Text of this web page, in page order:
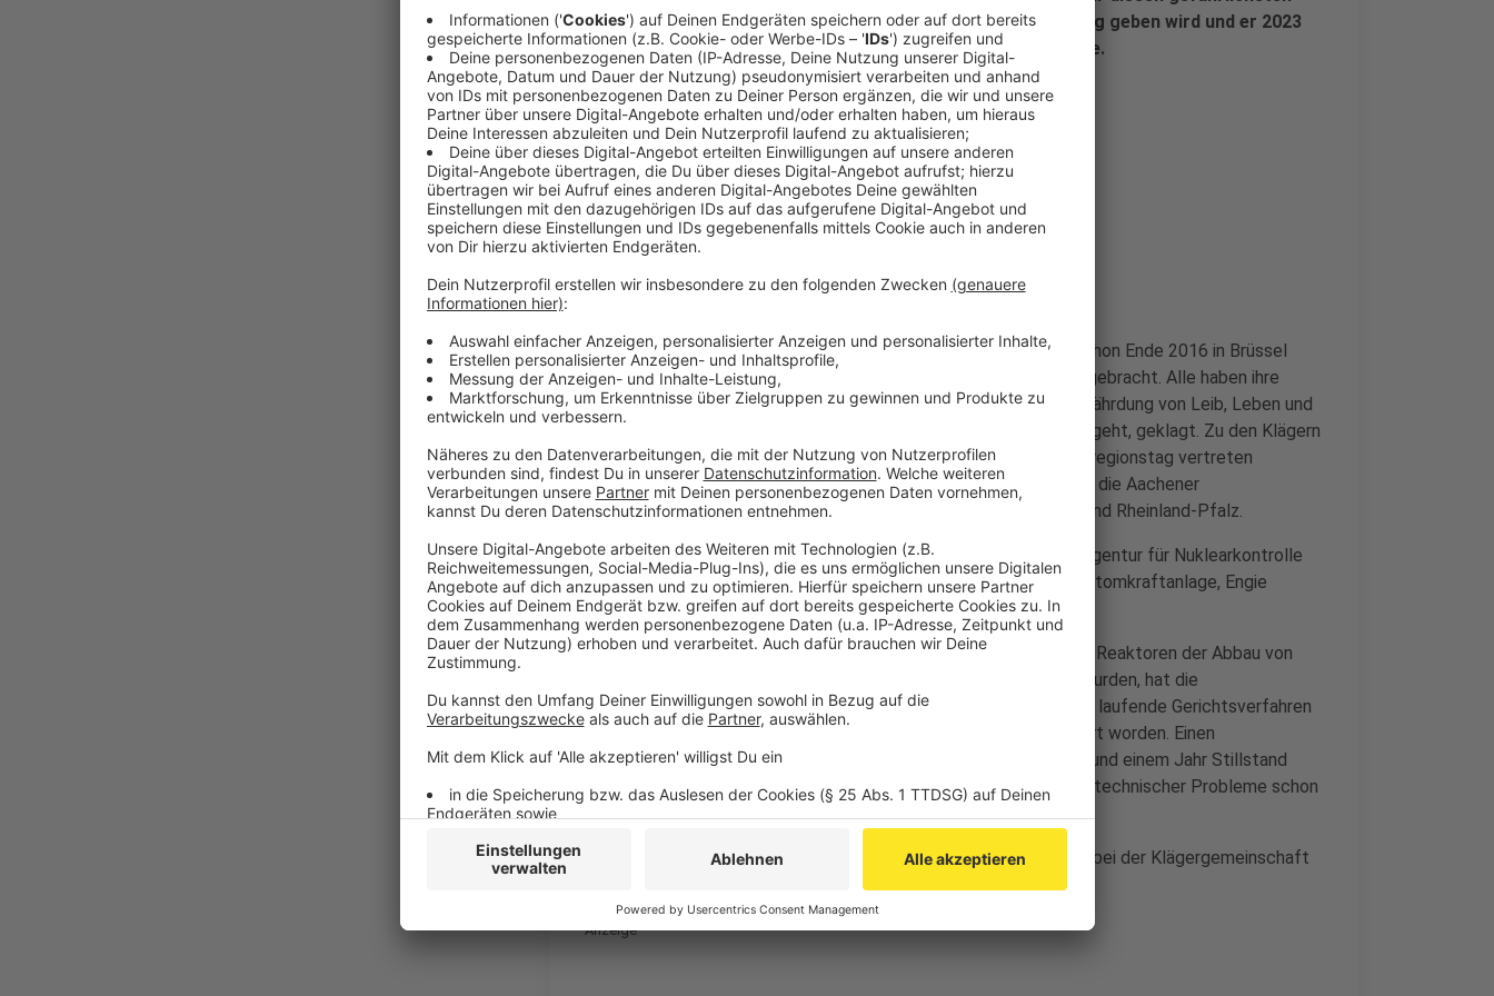
belgischen Meiler, eben Tihange 2, keine Laufzeitverlängerung geben wird und er 2023
vom Netz gehen wird. Das sei sicher auch ein Erfolg der Klage.
Veröffentlicht:Donnerstag, 03.09.2020 14:15
Anzeige
Zur Vorgeschichte:
Eine breite Allianz unter Führung der StädteRegion Aachen hat schon Ende 2016 in Brüssel
eine Klage gegen den Weiterbetrieb von Tihange 2 auf den Weg gebracht. Alle haben ihre
persönliche Betroffenheit geltend gemacht und wegen einer Gefährdung von Leib, Leben und
Gesundheit, die nach ihrer festen Überzeugung von Tihange 2 ausgeht, geklagt. Zu den Klägern
gehören auf der deutschen Seite die Vorsitzenden der im Städteregionstag vertreten
Fraktionen, der Vorsitzende des Personalrates der StädteRegion, die Aachener
Verlagsgesellschaft, Weiss Druck sowie die Bundesländer NRW und Rheinland-Pfalz.
Die Klage richtete sich gegen den Belgischen Staat, die Föderalagentur für Nuklearkontrolle
(FANC) sowie den belgischen Stromversorger und Betreiber der Atomkraftanlage, Engie
Electrabel.
Nachdem im Jahr 2018 in den Sicherheitsbunkern einiger Tihange-Reaktoren der Abbau von
Beton sowie Anomalien in den Stahlverstärkungen festgestellt wurden, hat die
Klagegemeinschaft Ende Dezember 2018 neue Argumente in das laufende Gerichtsverfahren
eingebracht. Angeblich seien zwischenzeitlich Betonbunker saniert worden. Einen
Sicherheitsnachweis gibt es auch heute noch immer nicht. Nach rund einem Jahr Stillstand
ging Tihange 2 im Juli 2019 wieder ans Netz, musste aber wegen technischer Probleme schon
Anfang Oktober 2019 wieder heruntergefahren werden.
Mitte Juni 2020 fand die mündliche Verhandlung in Brüssel statt, bei der Klägergemeinschaft
und Beklagte ihre Argumente vorgetragen haben.
Anzeige